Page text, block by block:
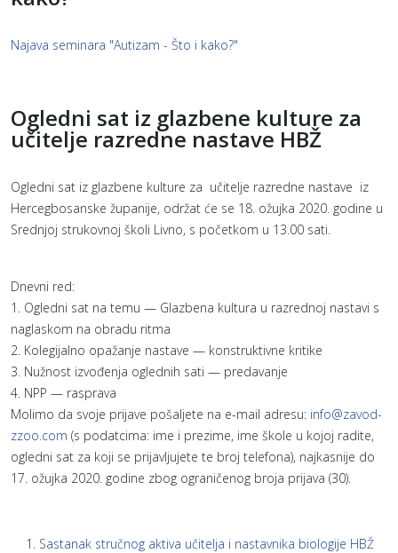
Najava seminara "Autizam - Što i kako?"
Ogledni sat iz glazbene kulture za
učitelje razredne nastave HBŽ
Ogledni sat iz glazbene kulture za učitelje razredne nastave iz
Hercegbosanske županije, održat će se 18. ožujka 2020. godine u
Srednjoj strukovnoj školi Livno, s početkom u 13.00 sati.
Dnevni red:
1. Ogledni sat na temu — Glazbena kultura u razrednoj nastavi s
naglaskom na obradu ritma
2. Kolegijalno opažanje nastave — konstruktivne kritike
3. Nužnost izvođenja oglednih sati — predavanje
4. NPP — rasprava
Molimo da svoje prijave pošaljete na e-mail adresu: info@zavod-
zzoo.com (s podatcima: ime i prezime, ime škole u kojoj radite,
ogledni sat za koji se prijavljujete te broj telefona), najkasnije do
17. ožujka 2020. godine zbog ograničenog broja prijava (30).
Sastanak stručnog aktiva učitelja i nastavnika biologije HBŽ